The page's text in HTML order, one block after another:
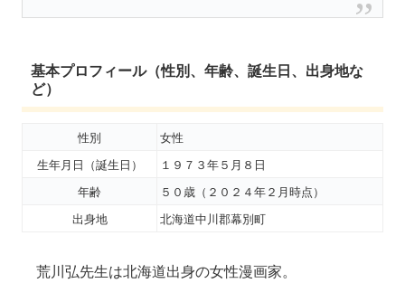
基本プロフィール（性別、年齢、誕生日、出身地な
ど）
性別
女性
生年月日（誕生日）
１９７３年５月８日
年齢
５０歳（２０２４年２月時点）
出身地
北海道中川郡幕別町
荒川弘先生は北海道出身の女性漫画家。